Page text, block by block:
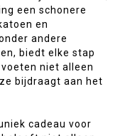
een schonere
en
andere
biedt elke stap
niet alleen
bijdraagt aan het
cadeau voor